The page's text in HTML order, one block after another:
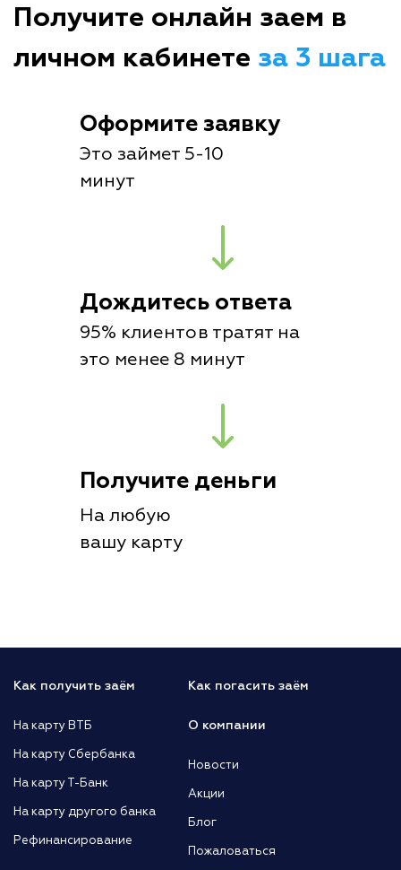
Получите онлайн заем в
личном кабинете за 3 шага
Оформите заявку
Это займет 5-10
минут
Дождитесь ответа
95% клиентов тратят на
это менее 8 минут
Получите деньги
На любую
вашу карту
Как получить заём
На карту ВТБ
На карту Сбербанка
На карту Т-Банк
На карту другого банка
Рефинансирование
Как погасить заём
О компании
Новости
Акции
Блог
Пожаловаться